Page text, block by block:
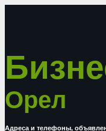
Орел
Адреса и телефоны,